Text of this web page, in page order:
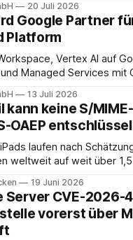
Admin Center anmeldet,
Für das Entra Admin
Intune Admin Center gilt
20 Juli 2026
Google Partner
Platform
Vertex AI auf
Managed Services mit
13 Juli 2026
kann keine S/
OAEP
laufen nach
weltweit auf weit über
25 bis 30 Prozent auf
und Tablets, die im
sei es als reines
19 Juni 2026
Server CVE-2026-
vorerst über